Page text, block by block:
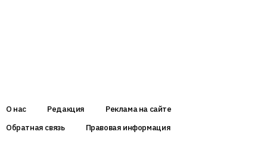
О нас Редакция
Реклама на сайте
Обратная связь
Правовая информация